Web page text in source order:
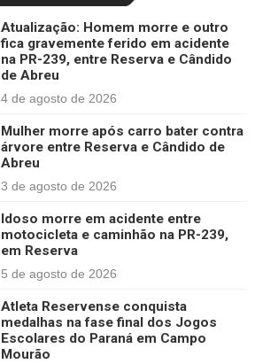
Atualização: Homem morre e outro
fica gravemente ferido em acidente
na PR-239, entre Reserva e Cândido
de Abreu
4 de agosto de 2026
Mulher morre após carro bater contra
árvore entre Reserva e Cândido de
Abreu
3 de agosto de 2026
Idoso morre em acidente entre
motocicleta e caminhão na PR-239,
em Reserva
5 de agosto de 2026
Atleta Reservense conquista
medalhas na fase final dos Jogos
Escolares do Paraná em Campo
Mourão